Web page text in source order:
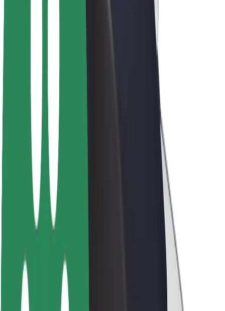
O Boltu
Trajnost pri Boltu
Projekt Zero
Blog
Novinarsko središče
Smernice blagovne znamke
Poslanstvo
Odnosi z vlagatelji
Vodstvo
Mediji
Urban Fund
Varnost